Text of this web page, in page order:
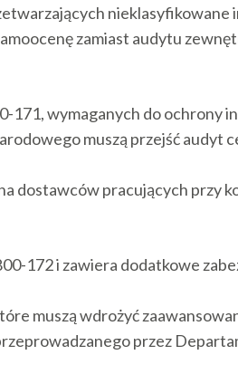
zamiast audytu
171, wymaganych do
muszą przejść audyt
dostawców pracujących przy
172 i zawiera dodatkowe
muszą wdrożyć
przez